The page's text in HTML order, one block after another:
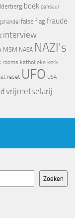
boek censuur
false flag fraude
interview
MSM NASA NAZI's
rooms katholieke kerk
reset UFO USA
vrijmetselarij
Zoeken